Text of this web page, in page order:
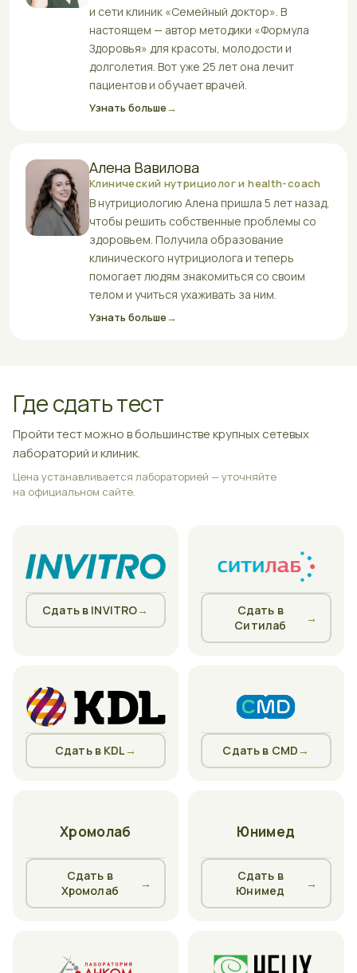
и сети клиник «Семейный доктор». В
настоящем — автор методики «Формула
Здоровья» для красоты, молодости и
долголетия. Вот уже 25 лет она лечит
пациентов и обучает врачей.
Узнать больше→
Алена Вавилова
Клинический нутрициолог и health-coach
В нутрициологию Алена пришла 5 лет назад,
чтобы решить собственные проблемы со
здоровьем. Получила образование
клинического нутрициолога и теперь
помогает людям знакомиться со своим
телом и учиться ухаживать за ним.
Узнать больше→
Где сдать тест
Пройти тест можно в большинстве крупных сетевых
лабораторий и клиник.
Цена устанавливается лабораторией — уточняйте
на официальном сайте.
Сдать в INVITRO→
Сдать в
Ситилаб
→
Сдать в KDL→ Сдать в CMD→
Хромолаб
Сдать в
Хромолаб
→
Юнимед
Сдать в
Юнимед
→